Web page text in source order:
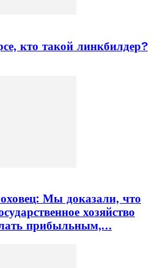
кто такой линкбилдер?
Мы доказали, что
хозяйство
прибыльным,…